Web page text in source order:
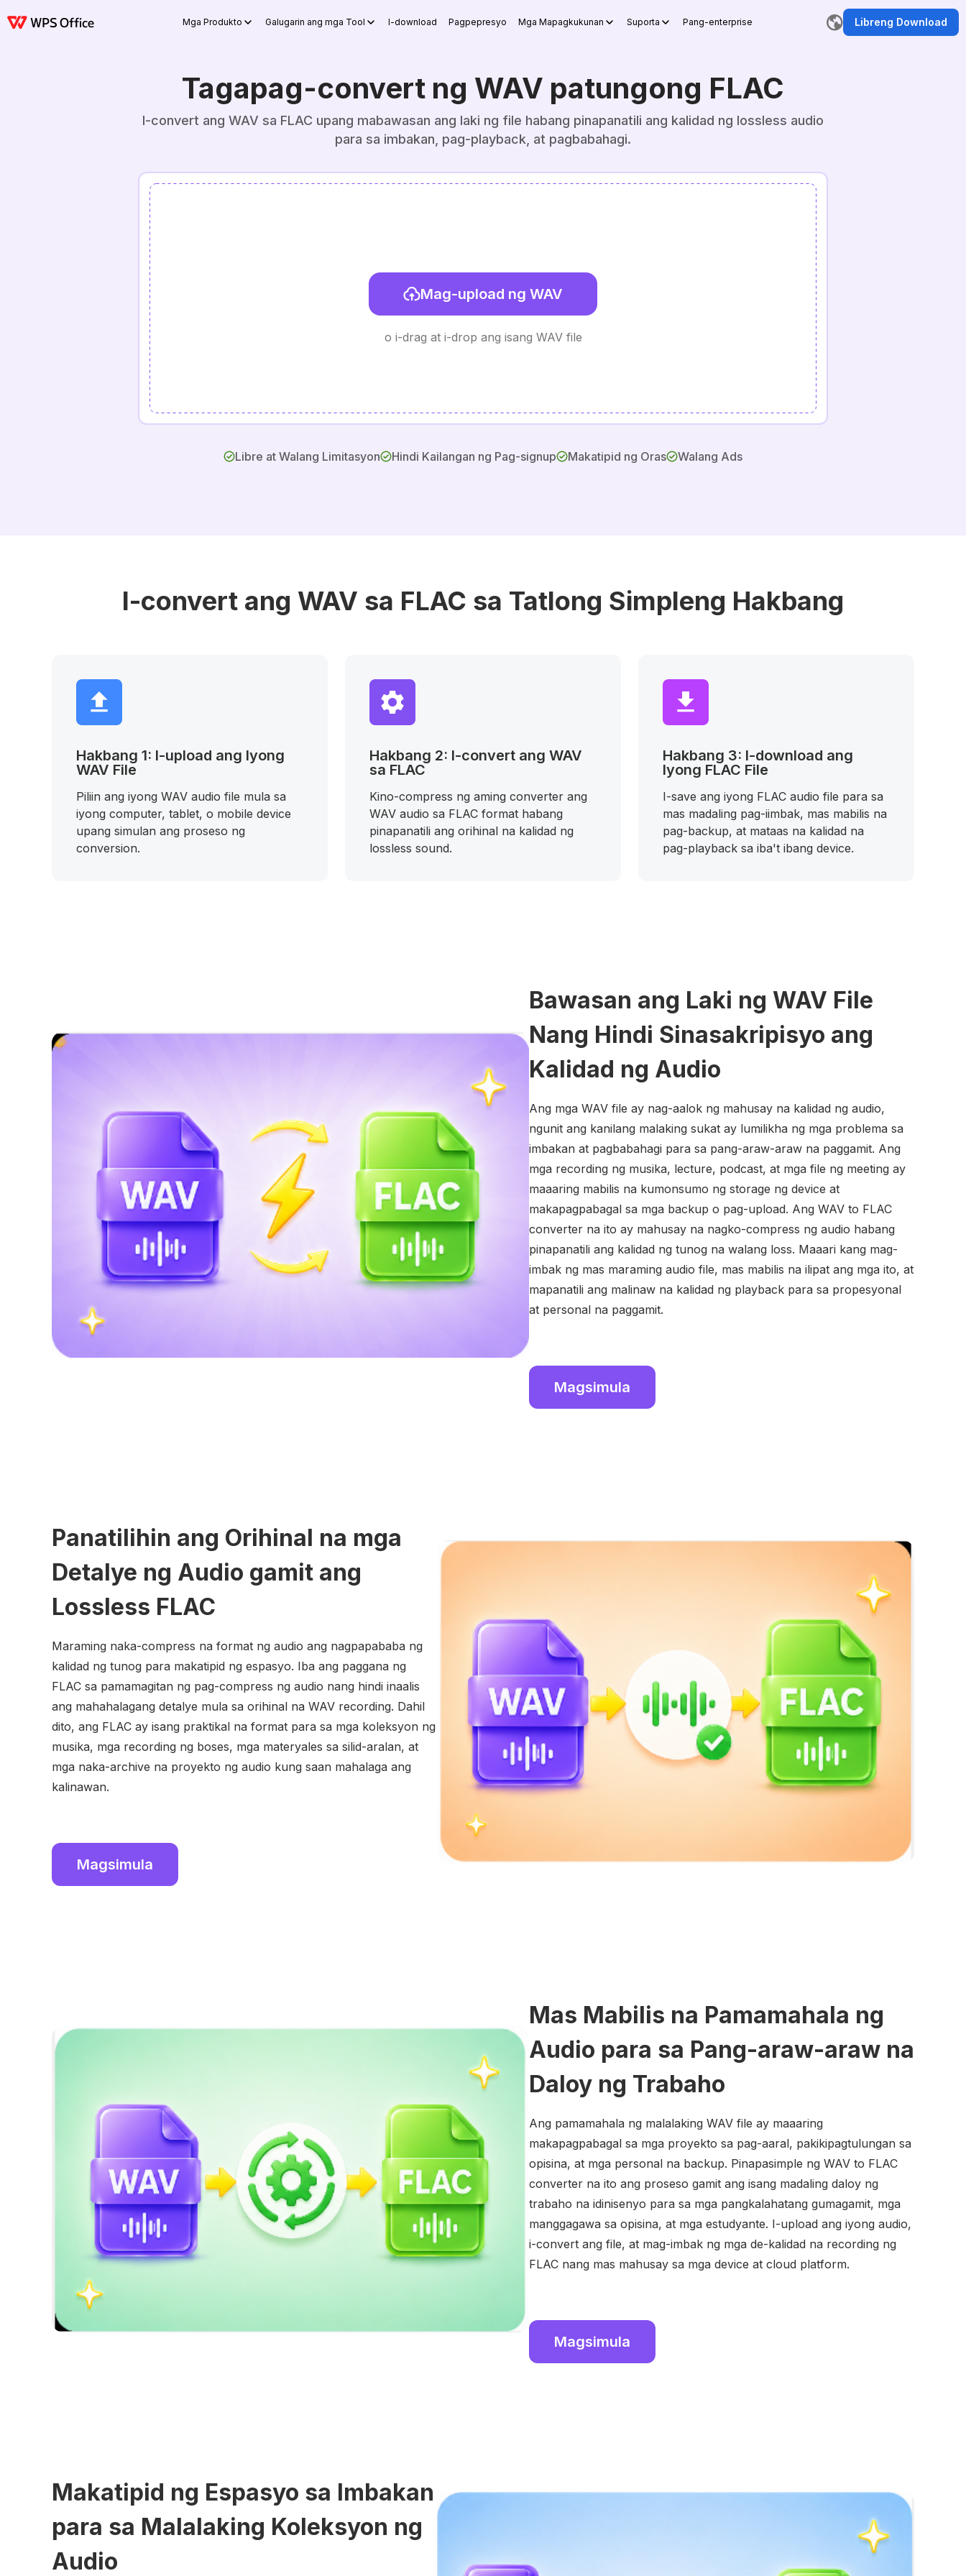
Mga Produkto Galugarin ang mga Tool I-download Pagpepresyo Mga Mapagkukunan Suporta Pang-enterprise Libreng Download
Tagapag-convert ng WAV patungong FLAC
I-convert ang WAV sa FLAC upang mabawasan ang laki ng file habang pinapanatili ang kalidad ng lossless audio
para sa imbakan, pag-playback, at pagbabahagi.
Mag-upload ng WAV
o i-drag at i-drop ang isang WAV file
Libre at Walang Limitasyon Hindi Kailangan ng Pag-signup Makatipid ng Oras Walang Ads
I-convert ang WAV sa FLAC sa Tatlong Simpleng Hakbang
Hakbang 1: I-upload ang Iyong
WAV File
Piliin ang iyong WAV audio file mula sa
iyong computer, tablet, o mobile device
upang simulan ang proseso ng
conversion.
Hakbang 2: I-convert ang WAV
sa FLAC
Kino-compress ng aming converter ang
WAV audio sa FLAC format habang
pinapanatili ang orihinal na kalidad ng
lossless sound.
Hakbang 3: I-download ang
Iyong FLAC File
I-save ang iyong FLAC audio file para sa
mas madaling pag-iimbak, mas mabilis na
pag-backup, at mataas na kalidad na
pag-playback sa iba't ibang device.
Bawasan ang Laki ng WAV File
Nang Hindi Sinasakripisyo ang
Kalidad ng Audio
Ang mga WAV file ay nag-aalok ng mahusay na kalidad ng audio,
ngunit ang kanilang malaking sukat ay lumilikha ng mga problema sa
imbakan at pagbabahagi para sa pang-araw-araw na paggamit. Ang
mga recording ng musika, lecture, podcast, at mga file ng meeting ay
maaaring mabilis na kumonsumo ng storage ng device at
makapagpabagal sa mga backup o pag-upload. Ang WAV to FLAC
converter na ito ay mahusay na nagko-compress ng audio habang
pinapanatili ang kalidad ng tunog na walang loss. Maaari kang mag-
imbak ng mas maraming audio file, mas mabilis na ilipat ang mga ito, at
mapanatili ang malinaw na kalidad ng playback para sa propesyonal
at personal na paggamit.
Magsimula
Panatilihin ang Orihinal na mga
Detalye ng Audio gamit ang
Lossless FLAC
Maraming naka-compress na format ng audio ang nagpapababa ng
kalidad ng tunog para makatipid ng espasyo. Iba ang paggana ng
FLAC sa pamamagitan ng pag-compress ng audio nang hindi inaalis
ang mahahalagang detalye mula sa orihinal na WAV recording. Dahil
dito, ang FLAC ay isang praktikal na format para sa mga koleksyon ng
musika, mga recording ng boses, mga materyales sa silid-aralan, at
mga naka-archive na proyekto ng audio kung saan mahalaga ang
kalinawan.
Magsimula
Mas Mabilis na Pamamahala ng
Audio para sa Pang-araw-araw na
Daloy ng Trabaho
Ang pamamahala ng malalaking WAV file ay maaaring
makapagpabagal sa mga proyekto sa pag-aaral, pakikipagtulungan sa
opisina, at mga personal na backup. Pinapasimple ng WAV to FLAC
converter na ito ang proseso gamit ang isang madaling daloy ng
trabaho na idinisenyo para sa mga pangkalahatang gumagamit, mga
manggagawa sa opisina, at mga estudyante. I-upload ang iyong audio,
i-convert ang file, at mag-imbak ng mga de-kalidad na recording ng
FLAC nang mas mahusay sa mga device at cloud platform.
Magsimula
Makatipid ng Espasyo sa Imbakan
para sa Malalaking Koleksyon ng
Audio